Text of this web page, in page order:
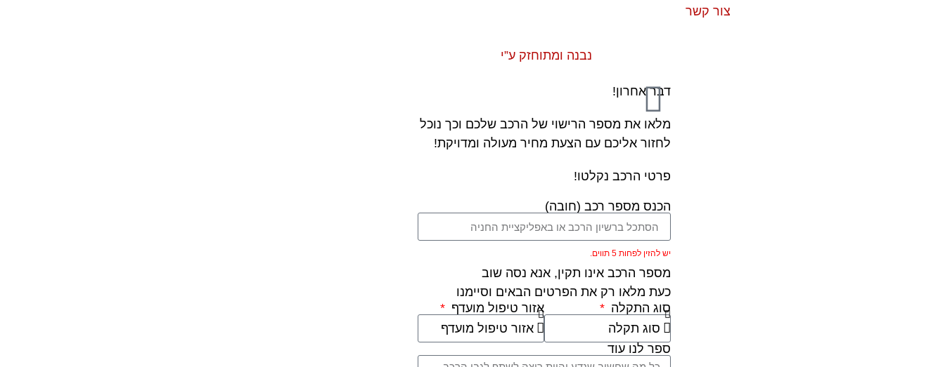
צור קשר
נבנה ומתוחזק ע”י
דבר אחרון!
מלאו את מספר הרישוי של הרכב שלכם וכך נוכל
לחזור אליכם עם הצעת מחיר מעולה ומדויקת!
פרטי הרכב נקלטו!
הכנס מספר רכב (חובה)
יש להזין לפחות 5 תווים.
מספר הרכב אינו תקין, אנא נסה שוב
כעת מלאו רק את הפרטים הבאים וסיימנו
סוג התקלה
אזור טיפול מועדף
ספר לנו עוד